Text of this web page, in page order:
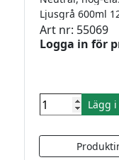
Ljusgrå 600ml
Art nr: 55069
Logga in för
Lägg